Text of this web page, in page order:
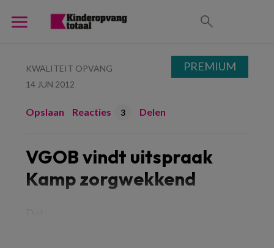
KWALITEIT OPVANG
14 JUN 2012
Opslaan Reacties 3 Delen
VGOB vindt uitspraak
Kamp zorgwekkend
PREMIUM